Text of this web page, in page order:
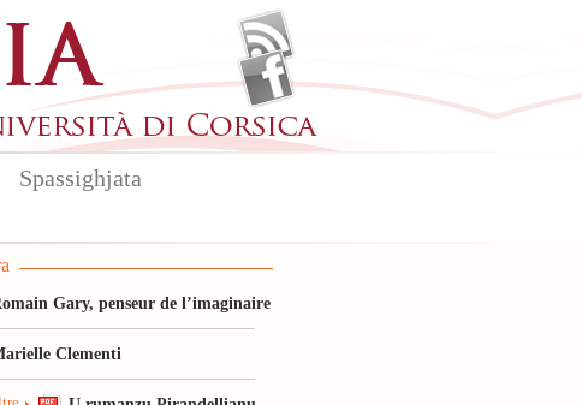
Spassighjata
Gary, penseur de l’imaginaire
Clementi